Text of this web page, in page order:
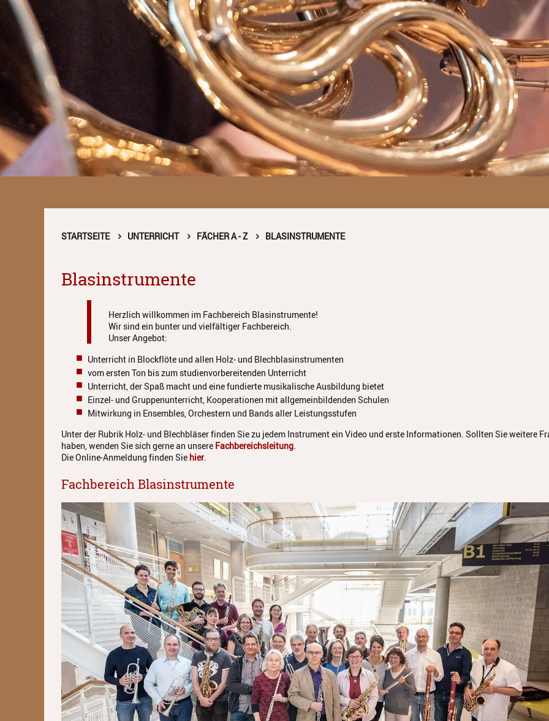
STARTSEITE UNTERRICHT FÄCHER A - Z BLASINSTRUMENTE
Blasinstrumente
Herzlich willkommen im Fachbereich Blasinstrumente!
Wir sind ein bunter und vielfältiger Fachbereich.
Unser Angebot:
Unterricht in Blockflöte und allen Holz- und Blechblasinstrumenten
vom ersten Ton bis zum studienvorbereitenden Unterricht
Unterricht, der Spaß macht und eine fundierte musikalische Ausbildung bietet
Einzel- und Gruppenunterricht, Kooperationen mit allgemeinbildenden Schulen
Mitwirkung in Ensembles, Orchestern und Bands aller Leistungsstufen
Unter der Rubrik Holz- und Blechbläser finden Sie zu jedem Instrument ein Video und erste Informationen. Sollten Sie weitere
haben, wenden Sie sich gerne an unsere Fachbereichsleitung.
Die Online-Anmeldung finden Sie hier.
Fachbereich Blasinstrumente